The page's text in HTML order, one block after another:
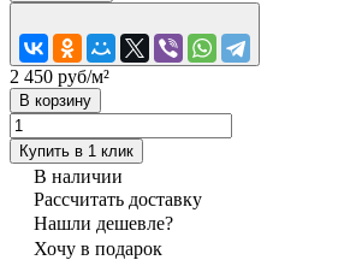
2 450 руб/м²
В корзину
Купить в 1 клик
В наличии
Рассчитать доставку
Нашли дешевле?
Хочу в подарок